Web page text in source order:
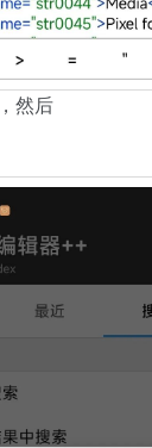
， 然后